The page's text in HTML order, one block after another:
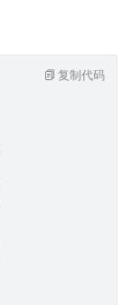
复制代码